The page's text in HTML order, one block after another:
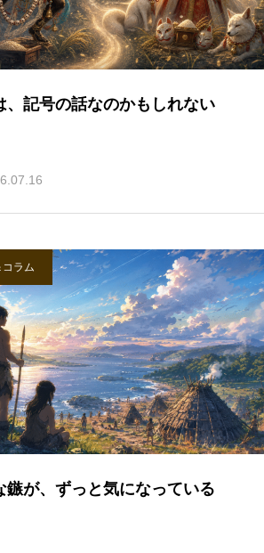
、記号の話なのかもしれない
コラム
鏃が、ずっと気になっている